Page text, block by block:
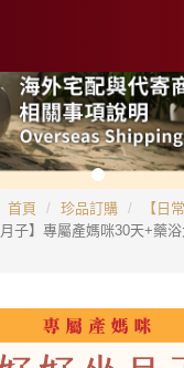
首頁 珍品訂購
【日
月子】專屬產媽咪30天+藥